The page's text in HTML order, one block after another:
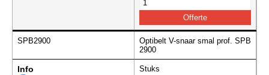
SPB2900
Optibelt V-snaar smal prof. SPB
2900
Info Stuks